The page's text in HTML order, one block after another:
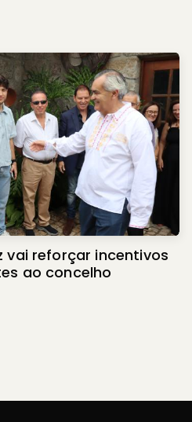
vai reforçar incentivos
ao concelho